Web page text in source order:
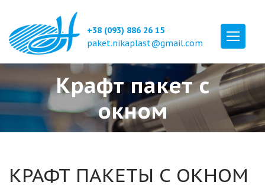
+38 (093) 886 26 15
paket.nikaplast@gmail.com
Крафт пакет с
окном
КРАФТ ПАКЕТЫ С ОКНОМ